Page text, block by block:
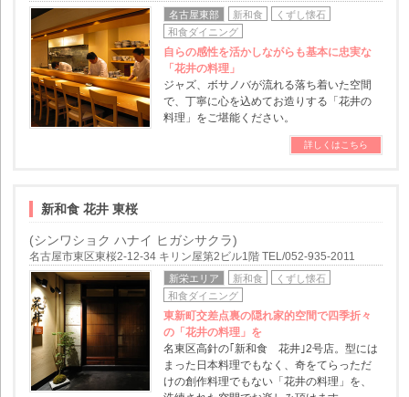
名古屋東部 新和食
くずし懐石
和食ダイニング
自らの感性を活かしながらも基本に忠実な
「花井の料理」
ジャズ、ボサノバが流れる落ち着いた空間
で、丁寧に心を込めてお造りする「花井の
料理」をご堪能ください。
詳しくはこちら
新和食 花井 東桜
(シンワショク ハナイ ヒガシサクラ)
名古屋市東区東桜2-12-34 キリン屋第2ビル1階 TEL/052-935-2011
新栄エリア 新和食
くずし懐石
和食ダイニング
東新町交差点裏の隠れ家的空間で四季折々
の「花井の料理」を
名東区高針の｢新和食 花井｣2号店。型には
まった日本料理でもなく、奇をてらっただ
けの創作料理でもない「花井の料理」を、